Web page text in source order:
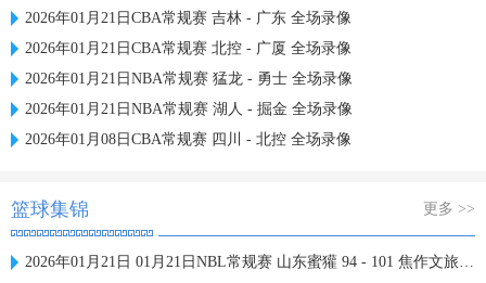
2026年01月21日CBA常规赛 吉林 - 广东 全场录像
2026年01月21日CBA常规赛 北控 - 广厦 全场录像
2026年01月21日NBA常规赛 猛龙 - 勇士 全场录像
2026年01月21日NBA常规赛 湖人 - 掘金 全场录像
2026年01月08日CBA常规赛 四川 - 北控 全场录像
篮球集锦 更多 >>
2026年01月21日 01月21日NBL常规赛 山东蜜獾 94 - 101 焦作文旅 全场集锦